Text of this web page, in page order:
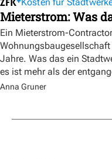
Mieterstrom: Was
Ein Mieterstrom-
Jahre. Was das ein
es ist mehr als der
Anna Gruner